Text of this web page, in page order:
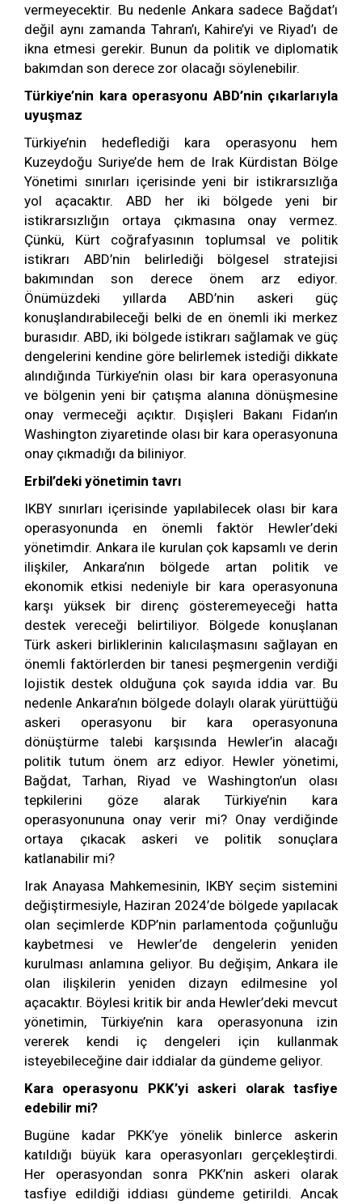
vermeyecektir. Bu nedenle Ankara sadece Bağdat’ı
değil aynı zamanda Tahran’ı, Kahire’yi ve Riyad’ı de
ikna etmesi gerekir. Bunun da politik ve diplomatik
bakımdan son derece zor olacağı söylenebilir.
Türkiye’nin kara operasyonu ABD’nin çıkarlarıyla
uyuşmaz
Türkiye’nin hedeflediği kara operasyonu hem
Kuzeydoğu Suriye’de hem de Irak Kürdistan Bölge
Yönetimi sınırları içerisinde yeni bir istikrarsızlığa
yol açacaktır. ABD her iki bölgede yeni bir
istikrarsızlığın ortaya çıkmasına onay vermez.
Çünkü, Kürt coğrafyasının toplumsal ve politik
istikrarı ABD’nin belirlediği bölgesel stratejisi
bakımından son derece önem arz ediyor.
Önümüzdeki yıllarda ABD’nin askeri güç
konuşlandırabileceği belki de en önemli iki merkez
burasıdır. ABD, iki bölgede istikrarı sağlamak ve güç
dengelerini kendine göre belirlemek istediği dikkate
alındığında Türkiye’nin olası bir kara operasyonuna
ve bölgenin yeni bir çatışma alanına dönüşmesine
onay vermeceği açıktır. Dışişleri Bakanı Fidan’ın
Washington ziyaretinde olası bir kara operasyonuna
onay çıkmadığı da biliniyor.
Erbil’deki yönetimin tavrı
IKBY sınırları içerisinde yapılabilecek olası bir kara
operasyonunda en önemli faktör Hewler’deki
yönetimdir. Ankara ile kurulan çok kapsamlı ve derin
ilişkiler, Ankara’nın bölgede artan politik ve
ekonomik etkisi nedeniyle bir kara operasyonuna
karşı yüksek bir direnç gösteremeyeceği hatta
destek vereceği belirtiliyor. Bölgede konuşlanan
Türk askeri birliklerinin kalıcılaşmasını sağlayan en
önemli faktörlerden bir tanesi peşmergenin verdiği
lojistik destek olduğuna çok sayıda iddia var. Bu
nedenle Ankara’nın bölgede dolaylı olarak yürüttüğü
askeri operasyonu bir kara operasyonuna
dönüştürme talebi karşısında Hewler’in alacağı
politik tutum önem arz ediyor. Hewler yönetimi,
Bağdat, Tarhan, Riyad ve Washington’un olası
tepkilerini göze alarak Türkiye’nin kara
operasyonununa onay verir mi? Onay verdiğinde
ortaya çıkacak askeri ve politik sonuçlara
katlanabilir mi?
Irak Anayasa Mahkemesinin, IKBY seçim sistemini
değiştirmesiyle, Haziran 2024’de bölgede yapılacak
olan seçimlerde KDP’nin parlamentoda çoğunluğu
kaybetmesi ve Hewler’de dengelerin yeniden
kurulması anlamına geliyor. Bu değişim, Ankara ile
olan ilişkilerin yeniden dizayn edilmesine yol
açacaktır. Böylesi kritik bir anda Hewler’deki mevcut
yönetimin, Türkiye’nin kara operasyonuna izin
vererek kendi iç dengeleri için kullanmak
isteyebileceğine dair iddialar da gündeme geliyor.
Kara operasyonu PKK’yi askeri olarak tasfiye
edebilir mi?
Bugüne kadar PKK’ye yönelik binlerce askerin
katıldığı büyük kara operasyonları gerçekleştirdi.
Her operasyondan sonra PKK’nin askeri olarak
tasfiye edildiği iddiası gündeme getirildi. Ancak